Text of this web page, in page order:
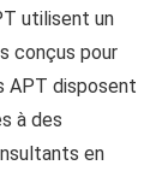
utilisent un
conçus pour
APT disposent
à des
en